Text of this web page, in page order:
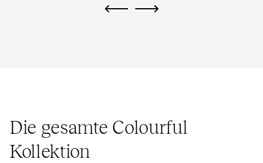
ui.previousui.next
Die gesamte Colourful
Kollektion